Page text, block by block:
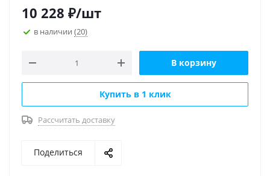
мониторинг состояния котла, наличие и тип
ошибок;
в комплекте датчик температуры NTC10k
влагозащищенный;
шина еBus;
вход ШИМ с частотой 1 кГц и напряжением 0-10
В;
10 228 ₽/шт
в наличии (20)
В корзину
Купить в 1 клик
Рассчитать доставку
Поделиться